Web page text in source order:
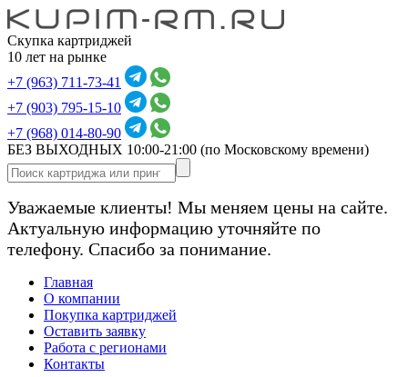
Скупка картриджей
10 лет на рынке
+7 (963) 711-73-41
+7 (903) 795-15-10
+7 (968) 014-80-90
БЕЗ ВЫХОДНЫХ 10:00-21:00 (по Московскому времени)
Уважаемые клиенты! Мы меняем цены на сайте.
Актуальную информацию уточняйте по
телефону. Спасибо за понимание.
Главная
О компании
Покупка картриджей
Оставить заявку
Работа с регионами
Контакты